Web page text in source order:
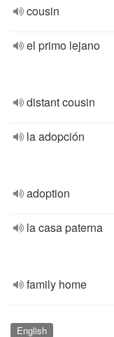
cousin
el primo lejano
distant cousin
la adopción
adoption
la casa paterna
family home
English